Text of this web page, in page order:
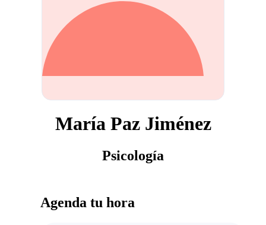
María Paz Jiménez
Psicología
Agenda tu hora